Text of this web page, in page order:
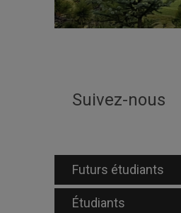
Suivez-nous
Futurs étudiants
Étudiants